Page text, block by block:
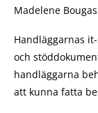
Madelene
Handläggarnas
och
handläggarna
att kunna fatta